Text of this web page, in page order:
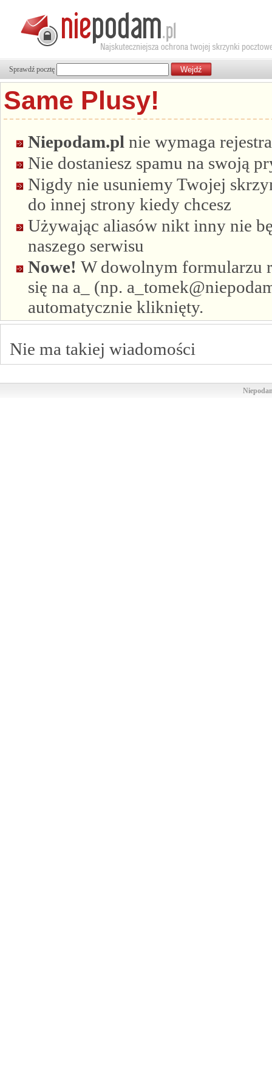
Sprawdź pocztę
Same Plusy!
Niepodam.pl nie wymaga
Nie dostaniesz spamu na swoją
Nigdy nie usuniemy Twojej
do innej strony kiedy chcesz
Używając aliasów nikt inny nie
naszego serwisu
Nowe! W dowolnym formularzu
się na a_ (np.
automatycznie kliknięty.
Nie ma takiej wiadomości